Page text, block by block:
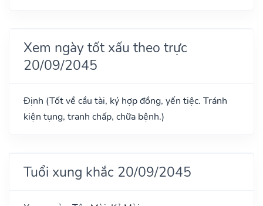
Xem ngày tốt xấu theo trực
20/09/2045
Định (Tốt về cầu tài, ký hợp đồng, yến tiệc. Tránh
kiện tụng, tranh chấp, chữa bệnh.)
Tuổi xung khắc 20/09/2045